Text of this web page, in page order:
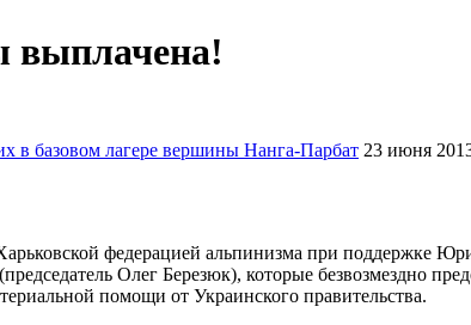
выплачена!
в базовом лагере вершины Нанга-Парбат 23 июня
федерацией альпинизма при поддержке
Олег Березюк), которые безвозмездно
помощи от Украинского правительства.